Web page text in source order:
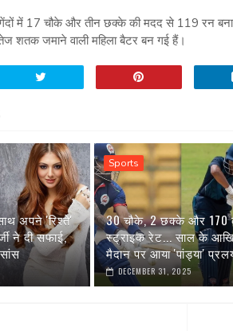
में 17 चौके और तीन छक्‍के की मदद से 119 रन
जमाने वाली महिला बैटर बन गई हैं।
अपने 'रिश्ते'
ने दी सफाई,
Sports
30 चौके, 2 छक्के और 170
स्ट्राइक रेट... साल के
मैदान पर आया 'पांड्या'
DECEMBER 31, 2025